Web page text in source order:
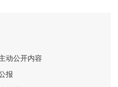
动公开内容
报